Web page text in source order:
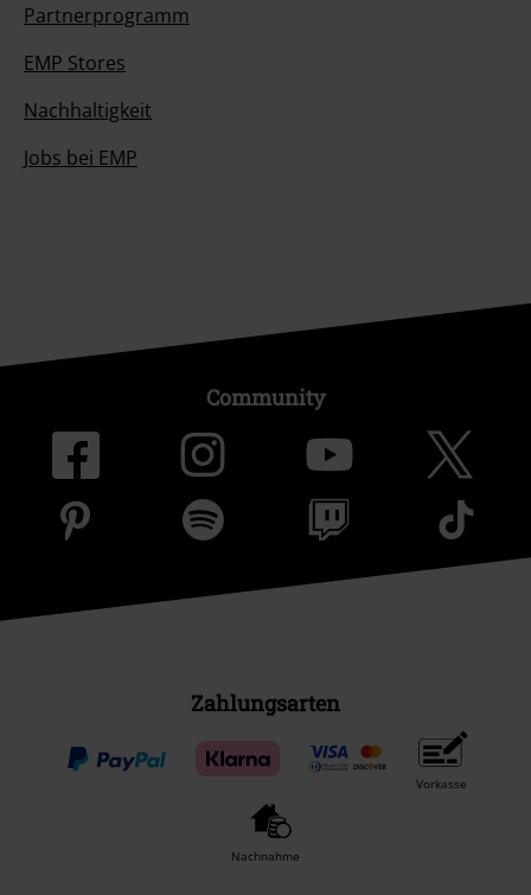
Partnerprogramm
EMP Stores
Nachhaltigkeit
Jobs bei EMP
Community
Zahlungsarten
Vorkasse
Nachnahme